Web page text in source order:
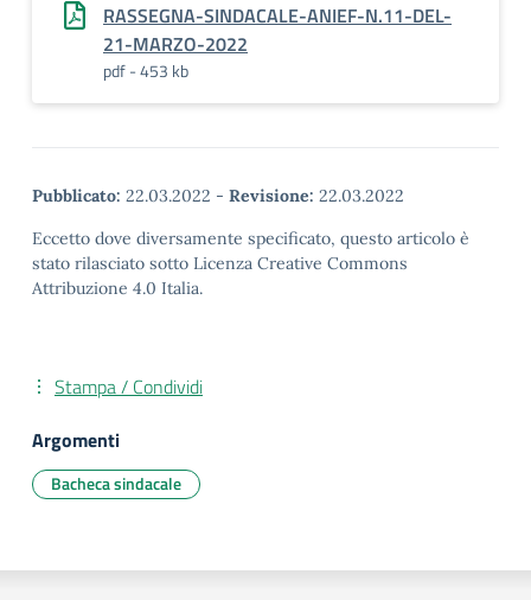
RASSEGNA-SINDACALE-ANIEF-N.11-DEL-
21-MARZO-2022
pdf - 453 kb
Pubblicato: 22.03.2022 - Revisione: 22.03.2022
Eccetto dove diversamente specificato, questo articolo è
stato rilasciato sotto Licenza Creative Commons
Attribuzione 4.0 Italia.
Stampa / Condividi
Argomenti
Bacheca sindacale